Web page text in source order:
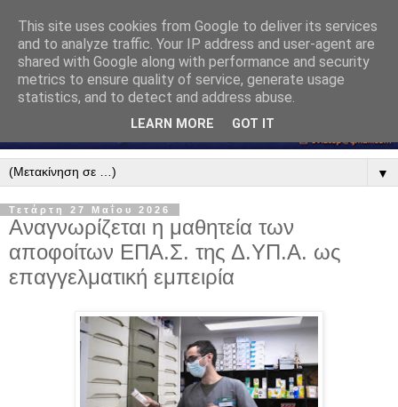
▼
Τετάρτη 27 Μαΐου 2026
Αναγνωρίζεται η μαθητεία των
αποφοίτων ΕΠΑ.Σ. της Δ.ΥΠ.Α. ως
επαγγελματική εμπειρία
This site uses cookies from Google to deliver its services
and to analyze traffic. Your IP address and user-agent are
shared with Google along with performance and security
metrics to ensure quality of service, generate usage
statistics, and to detect and address abuse.
LEARN MORE GOT IT